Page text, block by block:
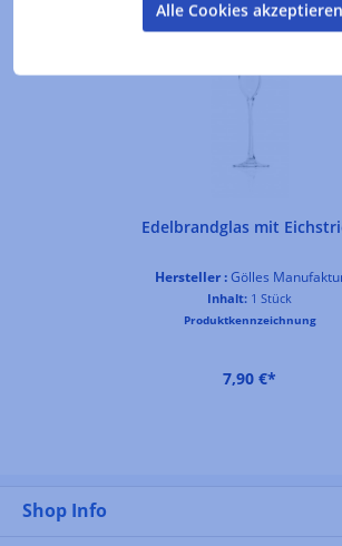
Edelbrandglas mit
Hersteller :Gölles
Inhalt: 1 Stück
Produktkennzeichnung
7,90 €*
Shop Info
Alle Cookies akzeptieren